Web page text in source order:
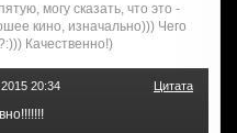
могу сказать, что это -
кино, изначально))) Чего
Качественно!)
20:34 Цитата